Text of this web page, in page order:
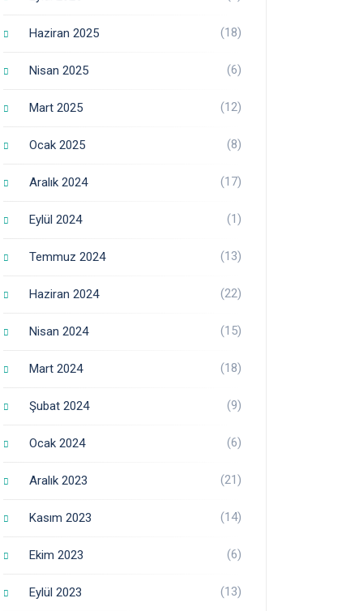
Haziran 2025 (18)
Nisan 2025 (6)
Mart 2025 (12)
Ocak 2025 (8)
Aralık 2024 (17)
Eylül 2024 (1)
Temmuz 2024 (13)
Haziran 2024 (22)
Nisan 2024 (15)
Mart 2024 (18)
Şubat 2024 (9)
Ocak 2024 (6)
Aralık 2023 (21)
Kasım 2023 (14)
Ekim 2023 (6)
Eylül 2023 (13)